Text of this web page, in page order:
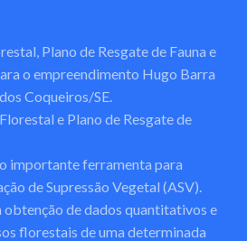
Plano de Resgate de Fauna e
o empreendimento Hugo Barra
Coqueiros/SE.
e Plano de Resgate de
importante ferramenta para
de Supressão Vegetal (ASV).
obtenção de dados quantitativos e
florestais de uma determinada